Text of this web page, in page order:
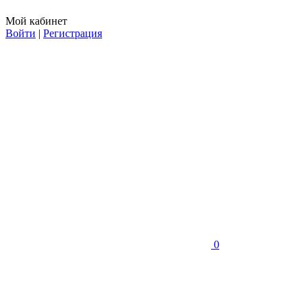
Мой кабинет
Войти | Регистрация
0